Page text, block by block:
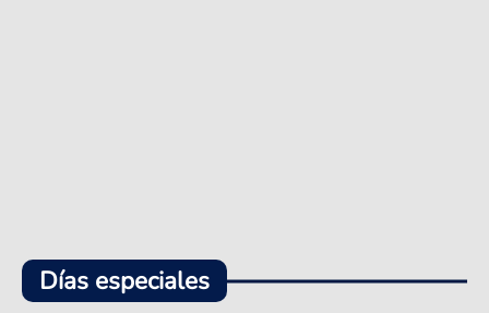
Días especiales